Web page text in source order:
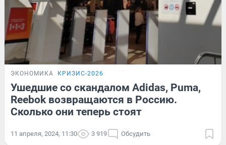
ЭКОНОМИКА КРИЗИС-2026
Ушедшие со скандалом Adidas, Puma,
Reebok возвращаются в Россию.
Сколько они теперь стоят
11 апреля, 2024, 11:30 3 919 Обсудить